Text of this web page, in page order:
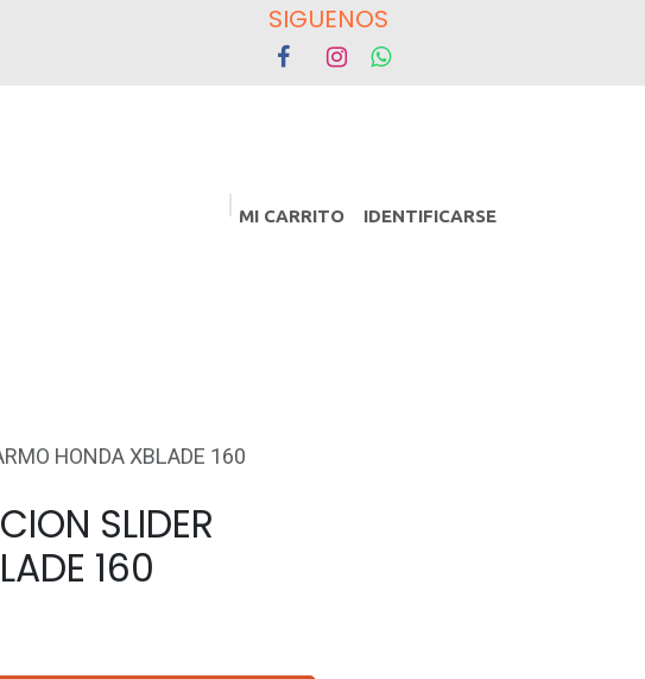
MI CARRITO IDENTIFICARSE
HONDA XBLADE 160
SLIDER
160